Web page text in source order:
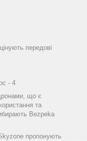
передові
- 4
що є
та
Bezpeka
пропонують